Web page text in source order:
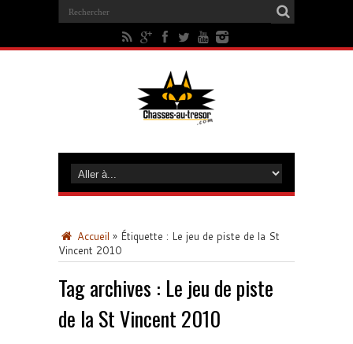
Accueil » Étiquette : Le jeu de piste de la St
Vincent 2010
Tag archives : Le jeu de piste
de la St Vincent 2010